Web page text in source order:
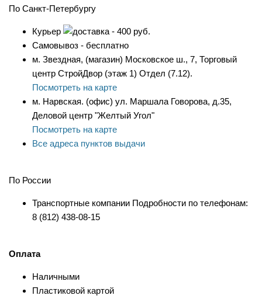
По Санкт-Петербургу
Курьер
- 400 руб.
Самовывоз - бесплатно
м. Звездная, (магазин) Московское ш., 7, Торговый
центр СтройДвор (этаж 1) Отдел (7.12).
Посмотреть на карте
м. Нарвская. (офис) ул. Маршала Говорова, д.35,
Деловой центр "Желтый Угол"
Посмотреть на карте
Все адреса пунктов выдачи
По России
Транспортные компании Подробности по телефонам:
8 (812) 438-08-15
Оплата
Наличными
Пластиковой картой